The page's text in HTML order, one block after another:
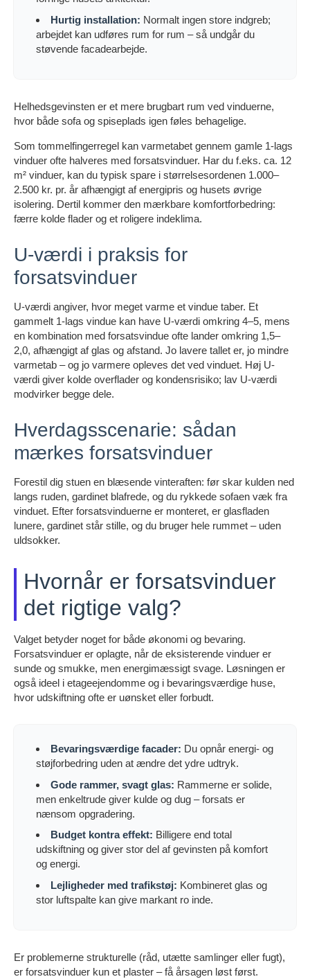
Hurtig installation: Normalt ingen store indgreb;
arbejdet kan udføres rum for rum – så undgår du
støvende facadearbejde.
Helhedsgevinsten er et mere brugbart rum ved vinduerne,
hvor både sofa og spiseplads igen føles behagelige.
Som tommelfingerregel kan varmetabet gennem gamle 1-lags
vinduer ofte halveres med forsatsvinduer. Har du f.eks. ca. 12
m² vinduer, kan du typisk spare i størrelsesordenen 1.000–
2.500 kr. pr. år afhængigt af energipris og husets øvrige
isolering. Dertil kommer den mærkbare komfortforbedring:
færre kolde flader og et roligere indeklima.
U-værdi i praksis for
forsatsvinduer
U-værdi angiver, hvor meget varme et vindue taber. Et
gammelt 1-lags vindue kan have U-værdi omkring 4–5, mens
en kombination med forsatsvindue ofte lander omkring 1,5–
2,0, afhængigt af glas og afstand. Jo lavere tallet er, jo mindre
varmetab – og jo varmere opleves det ved vinduet. Høj U-
værdi giver kolde overflader og kondensrisiko; lav U-værdi
modvirker begge dele.
Hverdagsscenarie: sådan
mærkes forsatsvinduer
Forestil dig stuen en blæsende vinteraften: før skar kulden ned
langs ruden, gardinet blafrede, og du rykkede sofaen væk fra
vinduet. Efter forsatsvinduerne er monteret, er glasfladen
lunere, gardinet står stille, og du bruger hele rummet – uden
uldsokker.
Hvornår er forsatsvinduer
det rigtige valg?
Valget betyder noget for både økonomi og bevaring.
Forsatsvinduer er oplagte, når de eksisterende vinduer er
sunde og smukke, men energimæssigt svage. Løsningen er
også ideel i etageejendomme og i bevaringsværdige huse,
hvor udskiftning ofte er uønsket eller forbudt.
Bevaringsværdige facader: Du opnår energi- og
støjforbedring uden at ændre det ydre udtryk.
Gode rammer, svagt glas: Rammerne er solide,
men enkeltrude giver kulde og dug – forsats er
nænsom opgradering.
Budget kontra effekt: Billigere end total
udskiftning og giver stor del af gevinsten på komfort
og energi.
Lejligheder med trafikstøj: Kombineret glas og
stor luftspalte kan give markant ro inde.
Er problemerne strukturelle (råd, utætte samlinger eller fugt),
er forsatsvinduer kun et plaster – få årsagen løst først.